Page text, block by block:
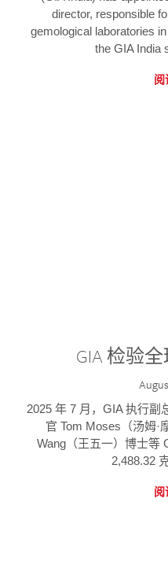
director, responsible
gemological laboratories
the GIA India
GIA 检验
2025 年 7 月，GIA 执行副
官 Tom Moses（汤姆·
Wang（王五一）博士等
2,488.32